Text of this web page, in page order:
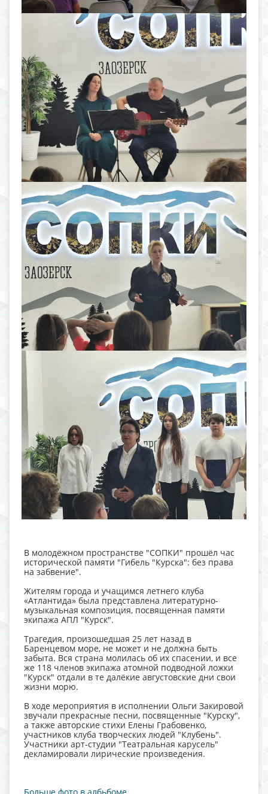
В молодёжном пространстве "СОПКИ" прошёл час
исторической памяти "Гибель "Курска": без права
на забвение".
Жителям города и учащимся летнего клуба
«Атлантида» была представлена литературно-
музыкальная композиция, посвященная памяти
экипажа АПЛ "Курск".
Трагедия, произошедшая 25 лет назад в
Баренцевом море, не может и не должна быть
забыта. Вся страна молилась об их спасении, и все
же 118 членов экипажа атомной подводной ложки
"Курск" отдали в те далёкие августовские дни свои
жизни морю.
В ходе мероприятия в исполнении Ольги Закировой
звучали прекрасные песни, посвященные "Курску",
а также авторские стихи Елены Грабовенко,
участников клуба творческих людей "Клубень".
Участники арт-студии "Театральная карусель"
декламировали лирические произведения.